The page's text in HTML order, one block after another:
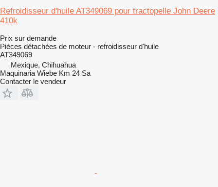
Refroidisseur d'huile AT349069 pour tractopelle John Deere
410k
Prix sur demande
Pièces détachées de moteur - refroidisseur d'huile
AT349069
Mexique, Chihuahua
Maquinaria Wiebe Km 24 Sa
Contacter le vendeur